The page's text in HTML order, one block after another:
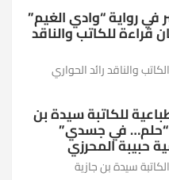
في رواية “وادي الغيم”
قراءة للكاتب والناقد
الكاتب والناقد رائد الحواري
للكاتبة سيدة بن
“حلم… في جسدي”
حبيبة المحرزي
الكاتبة سيدة بن جازية